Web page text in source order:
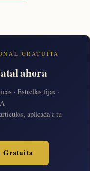
GRATUITA
ahora
· Estrellas fijas ·
aplicada a tu
Gratuita